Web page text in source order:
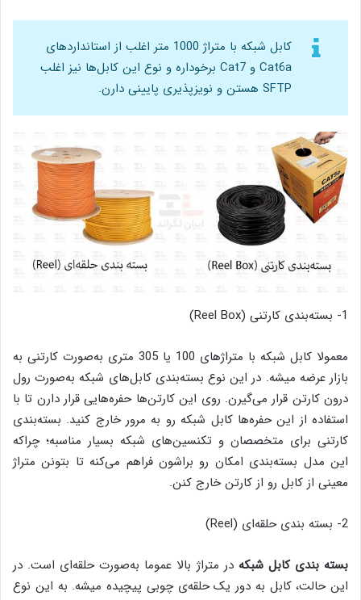
کابل شبکه با متراژ 1000 متر اغلب از استانداردهای
Cat6a و Cat7 برخوداره و نوع این کابل‌ها نیز اغلب
SFTP هستن و نویزپذیری پایینی دارن.
1- بسته‌بندی کارتنی (Reel Box)
معمولا کابل شبکه با متراژهای 100 یا 305 متری به‌صورت کارتنی به
بازار عرضه میشه. در این نوع بسته‌بندی کابل‌های شبکه به‌صورت رول
درون کارتن قرار می‌گیرن. روی این کارتن‌ها حفره‌هایی قرار دارن تا با
استفاده از این حفره‌ها کابل شبکه رو به مرور خارج کنید. بسته‌بندی
کارتنی برای متخصصان و تکنسین‌های شبکه بسیار مناسبه؛ چراکه
این مدل بسته‌بندی امکان رو براشون فراهم می‌کنه تا بتونن متراژ
معینی از کابل‌ رو از کارتن خارج کنن.
2- بسته بندی حلقه‌ای (Reel)
بسته بندی کابل شبکه در متراژ بالا عموما به‌صورت حلقه‌ای است. در
این حالت، کابل به دور یک حلقه‌ی چوبی پیچیده میشه. به این نوع